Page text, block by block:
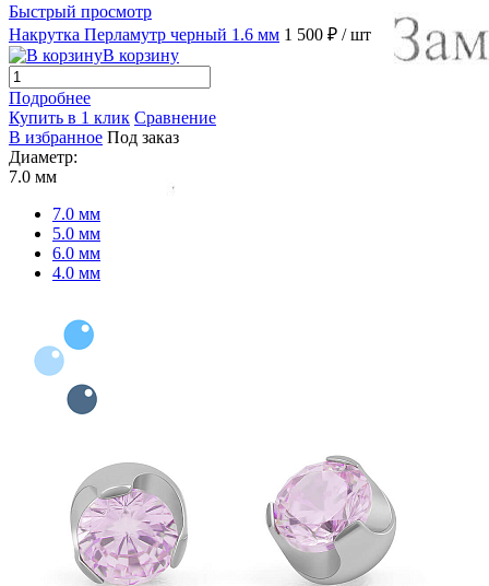
Быстрый просмотр
Накрутка Перламутр черный 1.6 мм 1 500 ₽ / шт
В корзину
Подробнее
Купить в 1 клик Сравнение
В избранное Под заказ
Диаметр:
7.0 мм
7.0 мм
5.0 мм
6.0 мм
4.0 мм